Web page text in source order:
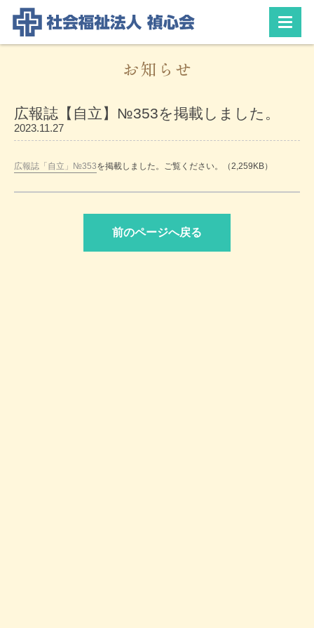
お知らせ
広報誌【自立】№353を掲載しました。
2023.11.27
広報誌「自立」№353を掲載しました。ご覧ください。（2,259KB）
前のページへ戻る